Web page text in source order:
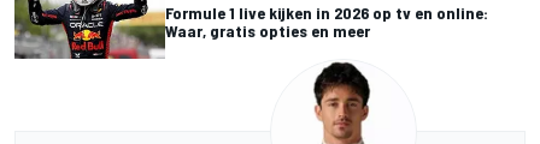
Formule 1 live kijken in 2026 op tv en online:
Waar, gratis opties en meer